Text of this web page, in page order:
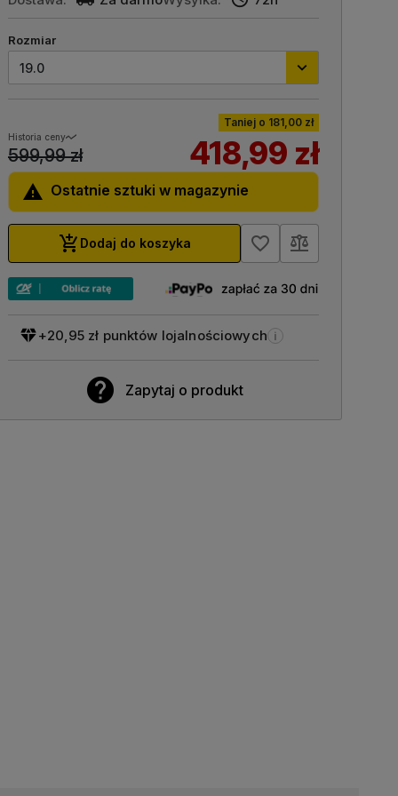
Rozmiar
19.0
Historia ceny
599,99 zł
taniej o 181,00 zł
418,99 zł
 Ostatnie sztuki w magazynie
 Dodaj do koszyka favorite_border
+20,95 zł punktów lojalnościowych i
 Zapytaj o produkt